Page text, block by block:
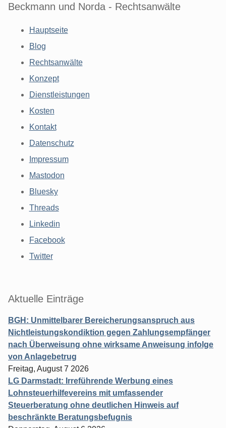
Beckmann und Norda - Rechtsanwälte
Hauptseite
Blog
Rechtsanwälte
Konzept
Dienstleistungen
Kosten
Kontakt
Datenschutz
Impressum
Mastodon
Bluesky
Threads
Linkedin
Facebook
Twitter
Aktuelle Einträge
BGH: Unmittelbarer Bereicherungsanspruch aus
Nichtleistungskondiktion gegen Zahlungsempfänger
nach Überweisung ohne wirksame Anweisung infolge
von Anlagebetrug
Freitag, August 7 2026
LG Darmstadt: Irreführende Werbung eines
Lohnsteuerhilfevereins mit umfassender
Steuerberatung ohne deutlichen Hinweis auf
beschränkte Beratungsbefugnis